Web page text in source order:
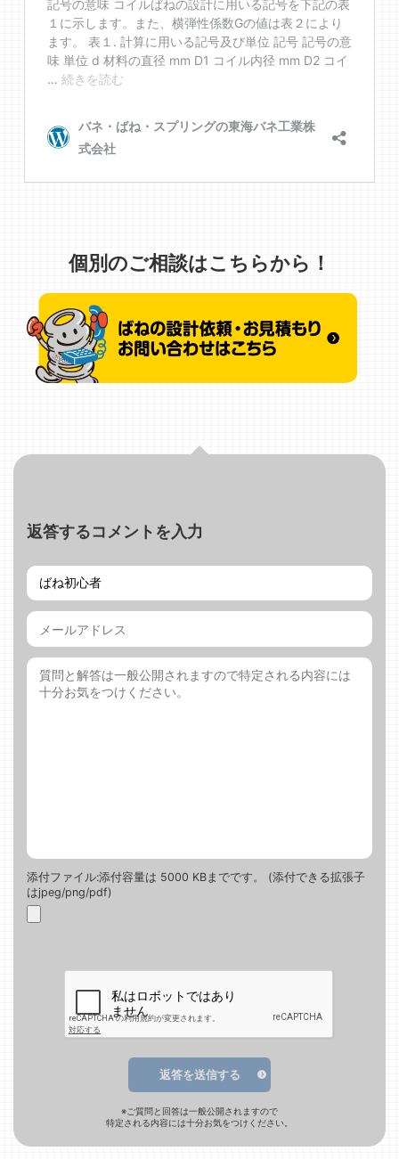
個別のご相談はこちらから！
返答するコメントを入力
添付ファイル:添付容量は 5000 KBまでです。 (添付できる拡張子
はjpeg/png/pdf)
返答を送信する
※ご質問と回答は一般公開されますので
特定される内容には十分お気をつけください。